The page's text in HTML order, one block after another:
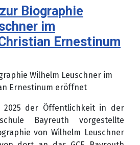
Biographie
im
Ernestinum
Wilhelm Leuschner im
Ernestinum eröffnet
2025 der Öffentlichkeit in der
Bayreuth vorgestellte
von Wilhelm Leuschner